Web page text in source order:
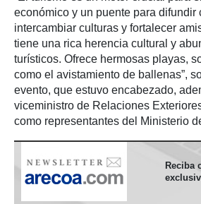
económico y un puente para difundir
intercambiar culturas y fortalecer
tiene una rica herencia cultural y
turísticos. Ofrece hermosas playas,
como el avistamiento de ballenas”,
evento, que estuvo encabezado,
viceministro de Relaciones
como representantes del Ministerio
Reciba